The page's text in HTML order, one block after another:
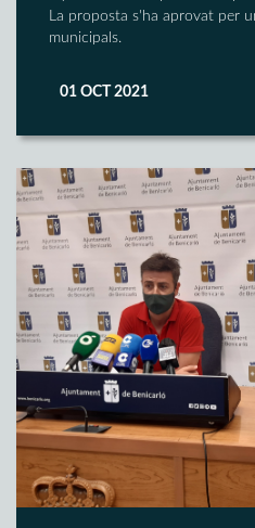
La proposta s'ha aprovat per
municipals.
01 OCT 2021